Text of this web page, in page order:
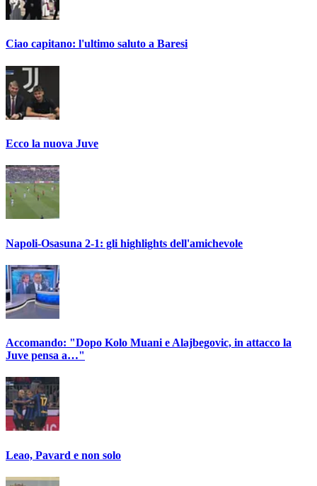
Ciao capitano: l'ultimo saluto a Baresi
Ecco la nuova Juve
Napoli-Osasuna 2-1: gli highlights dell'amichevole
Accomando: "Dopo Kolo Muani e Alajbegovic, in attacco la
Juve pensa a…"
Leao, Pavard e non solo